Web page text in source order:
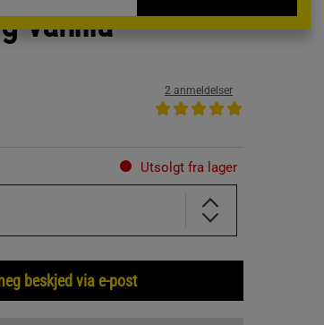
Vanilla
2 anmeldelser
Utsolgt fra lager
beskjed via e-post